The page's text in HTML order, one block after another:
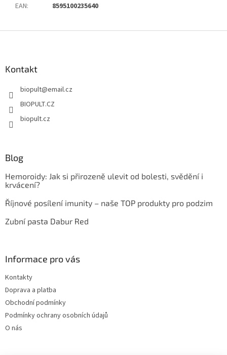
EAN: 8595100235640
Kontakt
biopult@email.cz
BIOPULT.CZ
biopult.cz
Blog
Hemoroidy: Jak si přirozeně ulevit od bolesti, svědění i
krvácení?
Říjnové posílení imunity – naše TOP produkty pro podzim
Zubní pasta Dabur Red
Informace pro vás
Kontakty
Doprava a platba
Obchodní podmínky
Podmínky ochrany osobních údajů
O nás